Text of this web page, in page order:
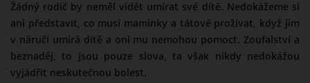
Žádný rodič by neměl vidět umírat své dítě. Nedokážeme si
ani představit, co musí maminky a tátové prožívat, když jim
v náručí umírá dítě a oni mu nemohou pomoct. Zoufalství a
beznaděj, to jsou pouze slova, ta však nikdy nedokážou
vyjádřit neskutečnou bolest.